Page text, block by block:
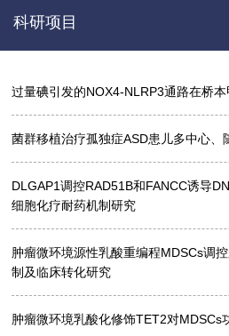
科研项目
过量碘引发的NOX4-NLRP3通路在桥
菌群移植治疗孤独症ASD患儿多中心、
DLGAP1调控RAD51B和FANCC诱导
细胞化疗耐药机制研究
肿瘤微环境源性乳酸重编程MDSCs调
制及临床转化研究
肿瘤微环境乳酸化修饰TET2对MDSCs